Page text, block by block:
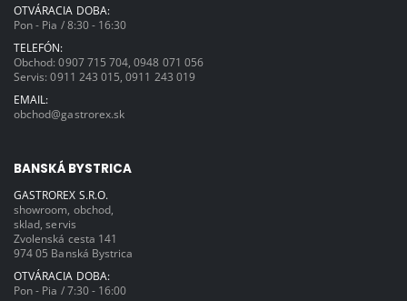
OTVÁRACIA DOBA:
Pon - Pia / 8:30 - 16:30
TELEFÓN:
Obchod:0907 715 704 ,0948 071 056
Servis:0911 243 015 ,0911 243 019
EMAIL:
obchod@gastrorex.sk
BANSKÁ BYSTRICA
GASTROREX S.R.O.
showroom, obchod,
sklad, servis
Zvolenská cesta 141
974 05 Banská Bystrica
OTVÁRACIA DOBA:
Pon - Pia / 7:30 - 16:00